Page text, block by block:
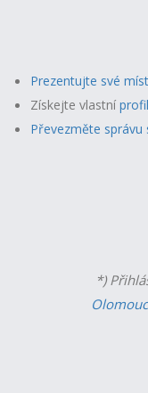
Prezentujte své
Získejte vlastní profil
Převezměte správu
*)